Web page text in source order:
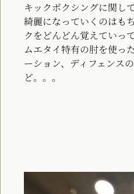
キックボクシングに関し
綺麗になっていくのはも
クをどんどん覚えていっ
ムエタイ特有の肘を使っ
ーション、ディフェンス
ど。。。